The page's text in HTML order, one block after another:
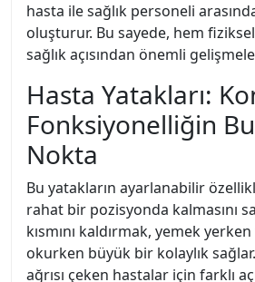
hasta ile sağlık personeli
oluşturur. Bu sayede, hem
sağlık açısından önemli
Hasta Yatakları:
Fonksiyonelliğin
Nokta
Bu yatakların ayarlanabilir
rahat bir pozisyonda kalmasını
kısmını kaldırmak, yemek
okurken büyük bir kolaylık
ağrısı çeken hastalar için farklı